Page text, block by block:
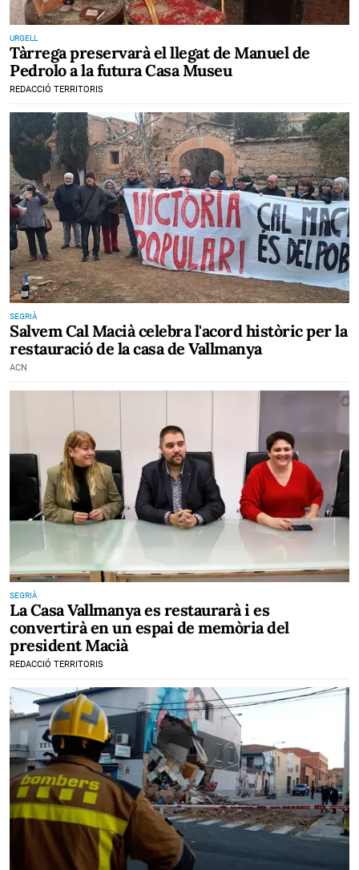
URGELL
Tàrrega preservarà el llegat de Manuel de
Pedrolo a la futura Casa Museu
REDACCIÓ TERRITORIS
SEGRIÀ
Salvem Cal Macià celebra l'acord històric per la
restauració de la casa de Vallmanya
ACN
SEGRIÀ
La Casa Vallmanya es restaurarà i es
convertirà en un espai de memòria del
president Macià
REDACCIÓ TERRITORIS